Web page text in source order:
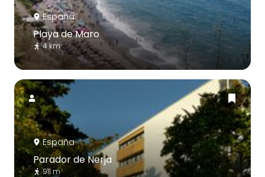
España
Playa de Maro
4 km
España
Parador de Nerja
911 m